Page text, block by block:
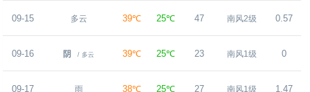
09-15 多云 39℃ 25℃ 47 南风2级 0.57
09-16 阴 / 多云 39℃ 25℃ 23 南风1级 0
09-17 雨 38℃ 25℃ 27 南风1级 1.47